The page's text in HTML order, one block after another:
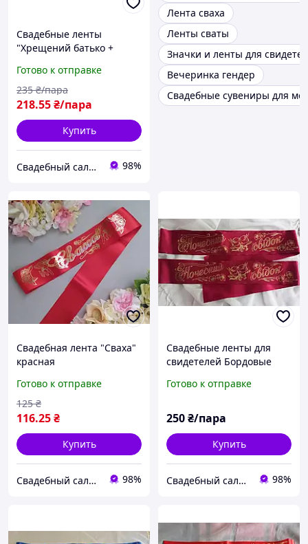
Свадебные ленты
"Хрещений батько +
Готово к отправке
218.55₴/пара
235 ₴/пара
Купить
Свадебный салон "ПРИНЦЕССА" 98%
Лента сваха
Ленты сваты
Значки и ленты для
Вечеринка гендер
Свадебные сувениры для
Свадебная лента "Сваха"
красная
Готово к отправке
116.25₴
125 ₴
Купить
Свадебный салон "ПРИНЦЕССА" 98%
Свадебные ленты для
свидетелей Бордовые
Готово к отправке
250₴/пара
Купить
Свадебный салон "ПРИНЦЕССА" 98%